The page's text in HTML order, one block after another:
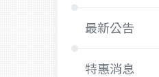
最新公告
特惠消息